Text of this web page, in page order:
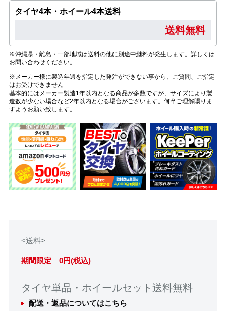
タイヤ4本・ホイール4本送料
送料無料
※沖縄県・離島・一部地域は送料の他に別途中継料が発生します。詳しくは
お問い合わせください。
※メーカー様に製造年週を指定した発注ができない事から、ご質問、ご指定
はお受けできません
基本的にはメーカー製造1年以内となる商品が多数ですが、サイズにより製
造数が少ない場合など2年以内となる場合がございます。何卒ご理解賜りま
すようお願い致します。
<送料>
期間限定 0円(税込)
タイヤ単品・ホイールセット送料無料
配送・返品についてはこちら